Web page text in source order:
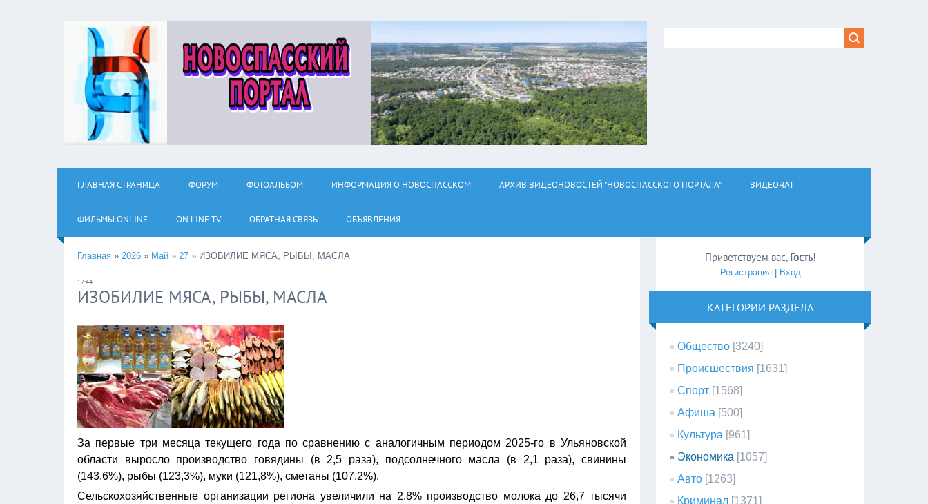
ГЛАВНАЯ СТРАНИЦА ФОРУМ ФОТОАЛЬБОМ ИНФОРМАЦИЯ О НОВОСПАССКОМ АРХИВ ВИДЕОНОВОСТЕЙ "НОВОСПАССКОГО ПОРТАЛА" ВИДЕОЧАТ
ФИЛЬМЫ ОNLINE ON LINE TV ОБРАТНАЯ СВЯЗЬ ОБЪЯВЛЕНИЯ
Главная » 2026 » Май » 27 » ИЗОБИЛИЕ МЯСА, РЫБЫ, МАСЛА
17:44
ИЗОБИЛИЕ МЯСА, РЫБЫ, МАСЛА
За первые три месяца текущего года по сравнению с аналогичным периодом 2025-го в Ульяновской
области выросло производство говядины (в 2,5 раза), подсолнечного масла (в 2,1 раза), свинины
(143,6%), рыбы (123,3%), муки (121,8%), сметаны (107,2%).
Сельскохозяйственные организации региона увеличили на 2,8% производство молока до 26,7 тысячи
Приветствуем вас, Гость!
Регистрация| Вход
КАТЕГОРИИ РАЗДЕЛА
Общество [3240]
Происшествия [1631]
Спорт [1568]
Афиша [500]
Культура [961]
Экономика [1057]
Авто [1263]
Криминал [1371]